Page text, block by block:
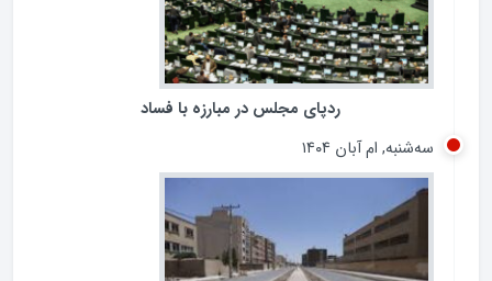
ردپای مجلس در مبارزه با فساد
سه‌شنبه, ام آبان ۱۴۰۴